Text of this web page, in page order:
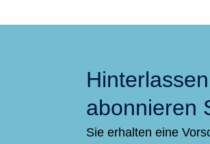
abonnieren
Sie erhalten eine